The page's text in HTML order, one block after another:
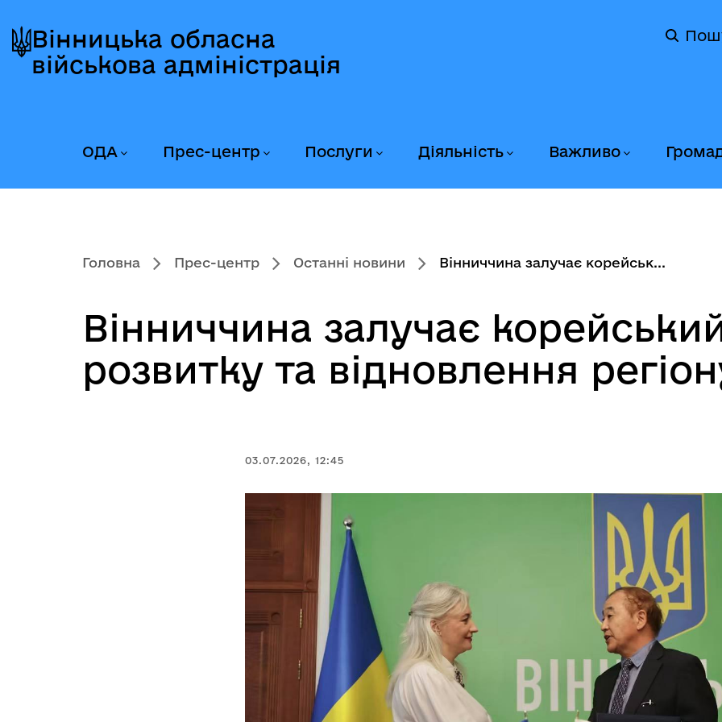
до
головного
до
головного
вмісту
до
головного
колонтитула
Вінницька обласна
військова адміністрація
ОДА Прес-центр Послуги Діяльність Важливо
Головна Прес-центр Останні новини Вінниччина залучає корейськ...
Вінниччина залучає
розвитку та відновлення
03.07.2026, 12:45